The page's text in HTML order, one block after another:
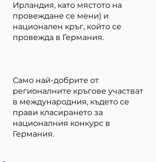
Ирландия, като мястото на
провеждане се мени) и
национален кръг, който се
провежда в Германия.
Само най-добрите от
регионалните кръгове участват
в международния, където се
прави класирането за
националния конкурс в
Германия.